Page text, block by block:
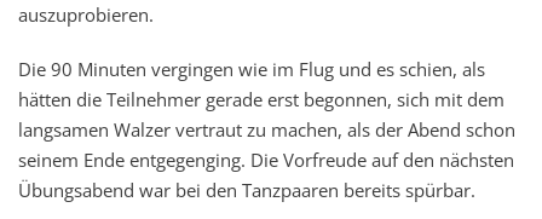
auszuprobieren.
Die 90 Minuten vergingen wie im Flug und es schien, als
hätten die Teilnehmer gerade erst begonnen, sich mit dem
langsamen Walzer vertraut zu machen, als der Abend schon
seinem Ende entgegenging. Die Vorfreude auf den nächsten
Übungsabend war bei den Tanzpaaren bereits spürbar.